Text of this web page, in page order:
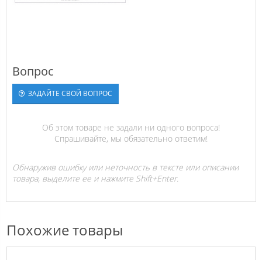
Вопрос
ЗАДАЙТЕ СВОЙ ВОПРОС
Об этом товаре не задали ни одного вопроса!
Спрашивайте, мы обязательно ответим!
Обнаружив ошибку или неточность в тексте или описании
товара, выделите ее и нажмите Shift+Enter.
Похожие товары